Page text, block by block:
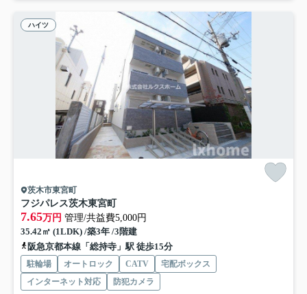
ハイツ
茨木市東宮町
フジパレス茨木東宮町
7.65万円 管理/共益費5,000円
35.42㎡ (1LDK) /築3年 /3階建
阪急京都本線「総持寺」駅 徒歩15分
駐輪場 オートロック CATV
宅配ボックス
インターネット対応
防犯カメラ